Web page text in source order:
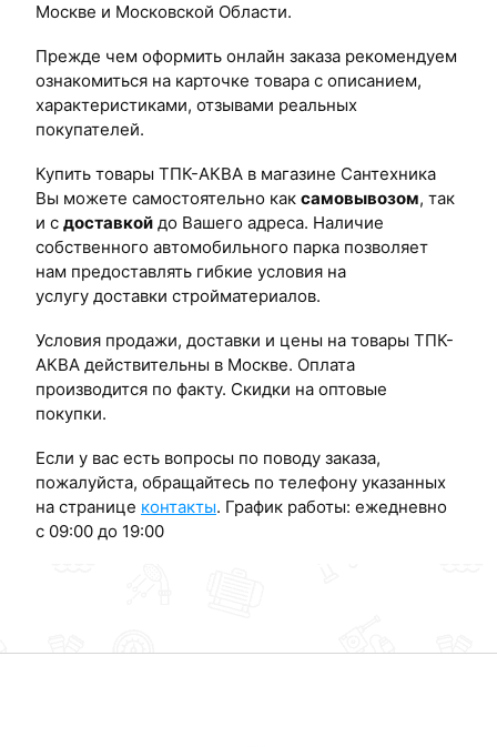
Москве и Московской Области.
Прежде чем оформить онлайн заказа рекомендуем
ознакомиться на карточке товара с описанием,
характеристиками, отзывами реальных
покупателей.
Купить товары ТПК-АКВА в магазине Сантехника
Вы можете самостоятельно как самовывозом, так
и с доставкой до Вашего адреса. Наличие
собственного автомобильного парка позволяет
нам предоставлять гибкие условия на
услугу доставки стройматериалов.
Условия продажи, доставки и цены на товары ТПК-
АКВА действительны в Москве. Оплата
производится по факту. Скидки на оптовые
покупки.
Если у вас есть вопросы по поводу заказа,
пожалуйста, обращайтесь по телефону указанных
на странице контакты. График работы: ежедневно
с 09:00 до 19:00